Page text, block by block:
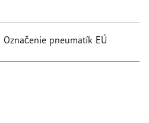
Označenie pneumatík EÚ